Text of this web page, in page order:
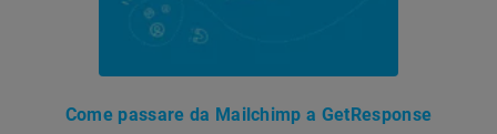
Come passare da Mailchimp a GetResponse